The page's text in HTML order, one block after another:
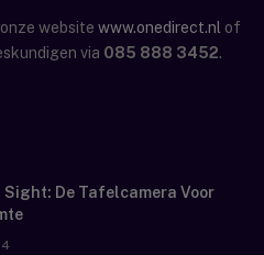
website www.onedirect.nl of
via 085 888 3452.
Sight: De Tafelcamera Voor